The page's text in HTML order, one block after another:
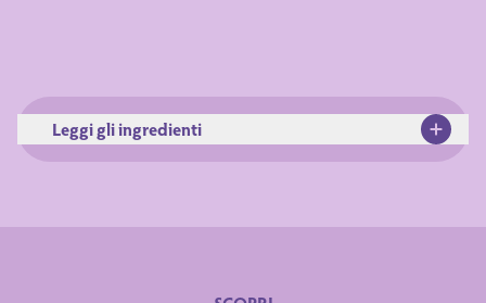
Leggi gli ingredienti